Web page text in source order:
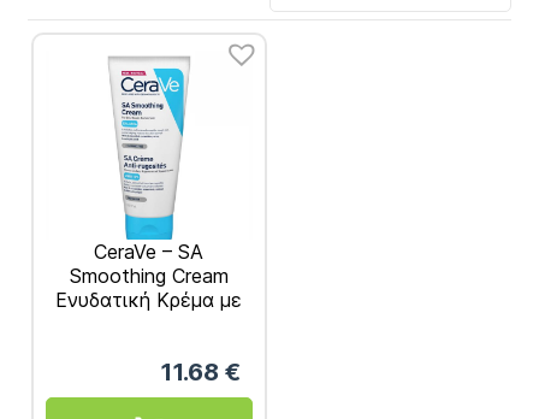
CeraVe – SA
Smoothing Cream
Ενυδατική Κρέμα με
11.68 €